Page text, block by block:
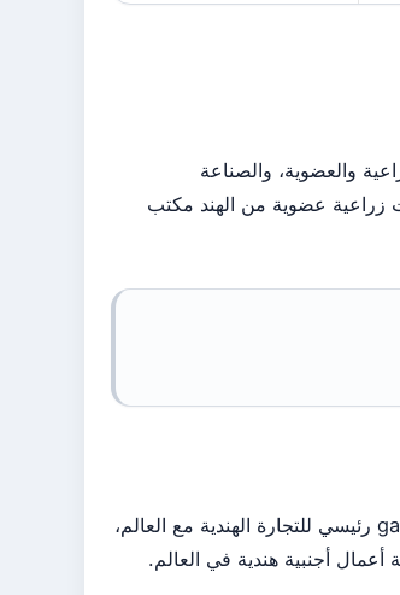
والعضوية، والصناعة
زراعية عضوية من الهند مكتب
تحتل الإمارات مكانة محورية في الاستراتيجية الاقتصادية الهندية لعدة أسباب. فهي gateway رئيسي للتجارة الهندية مع العالم،
أجنبية هندية في العالم.